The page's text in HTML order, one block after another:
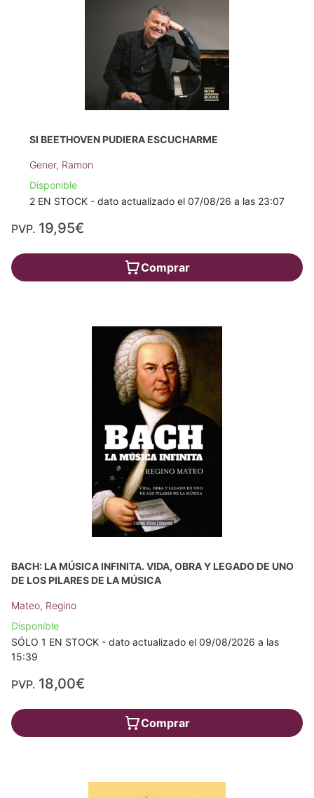
SI BEETHOVEN PUDIERA ESCUCHARME
Gener, Ramon
Disponible
2 EN STOCK - dato actualizado el 07/08/26 a las 23:07
PVP. 19,95€
Comprar
BACH: LA MÚSICA INFINITA. VIDA, OBRA Y LEGADO DE UNO
DE LOS PILARES DE LA MÚSICA
Mateo, Regino
Disponible
SÓLO 1 EN STOCK - dato actualizado el 09/08/2026 a las
15:39
PVP. 18,00€
Comprar